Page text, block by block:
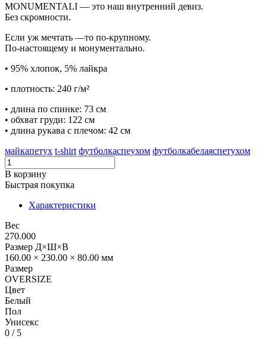
MONUMENTALI — это наш внутренний девиз.
Без скромности.
Если уж мечтать —то по-крупному.
По-настоящему и монументально.
• 95% хлопок, 5% лайкра
• плотность: 240 г/м²
• длина по спинке: 73 см
• обхват груди: 122 см
• длина рукава с плечом: 42 см
майкапетух t-shirt футболкаспеухом футболкабелаяспетухом
В корзину
Быстрая покупка
Характеристики
Вес
270.000
Размер Д×Ш×В
160.00 × 230.00 × 80.00 мм
Размер
OVERSIZE
Цвет
Белый
Пол
Унисекс
0 / 5